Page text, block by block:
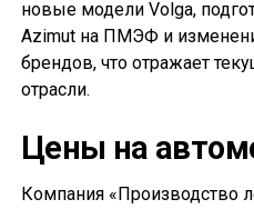
новые модели Volga,
Azimut на ПМЭФ и
брендов, что отражает
отрасли.
Цены на
Компания «Производство